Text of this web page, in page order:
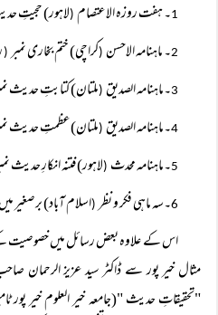
1۔ ہفت روزہ الاعتصام (لاہور) حجیتِ
2۔ ماہنامہ الاحسن (کراچی) ختم بخاری نمبر (
3۔ماہنامہ الصدیق (ملتان) کتابتِ حدیث
4۔ماہنامہ الصدیق (ملتان)عظمتِ حدیث
5۔ماہنامہ محدث (لاہور) فتنہ انکارِ حدیث
6۔سہ ماہی فکر و نظر (اسلام آباد) برصغیر
اس کے علاوہ بعض رسائل میں خصوصیت
مثال خیر پور سے ڈاکٹر سید عزیز الرحمان
"تحقیقاتِ حدیث "(جامعہ خیر العلوم خیر پور